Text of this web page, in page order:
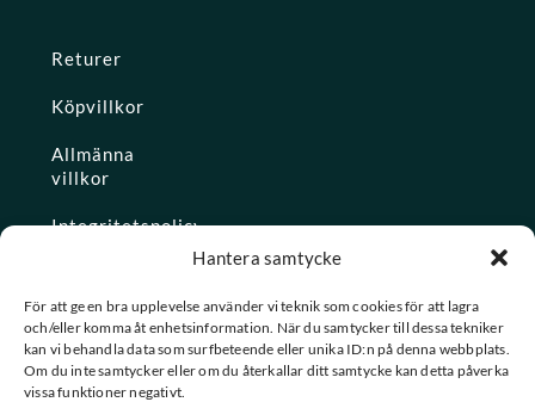
Hantera samtycke
För att ge en bra upplevelse använder vi teknik som cookies för att lagra
och/eller komma åt enhetsinformation. När du samtycker till dessa tekniker
kan vi behandla data som surfbeteende eller unika ID:n på denna webbplats.
Om du inte samtycker eller om du återkallar ditt samtycke kan detta påverka
vissa funktioner negativt.
Returer
Köpvillkor
Allmänna
villkor
Integritetspolicy
Konto